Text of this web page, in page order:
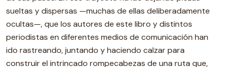
sueltas y dispersas —muchas de ellas deliberadamente
ocultas—, que los autores de este libro y distintos
periodistas en diferentes medios de comunicación han
ido rastreando, juntando y haciendo calzar para
construir el intrincado rompecabezas de una ruta que,